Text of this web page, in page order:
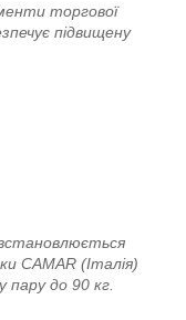
торгової
підвищену
CAMAR (Італія)
до 90 кг.